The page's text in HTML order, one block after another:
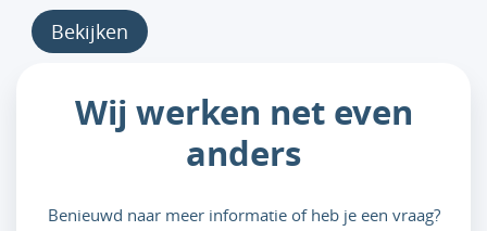
Bekijken
Wij werken net even
anders
Benieuwd naar meer informatie of heb je een vraag?